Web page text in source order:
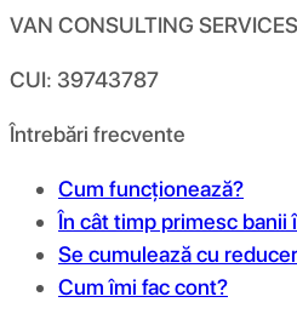
VAN CONSULTING
CUI: 39743787
Întrebări frecvente
Cum funcționează?
În cât timp primesc banii
Se cumulează cu
Cum îmi fac cont?